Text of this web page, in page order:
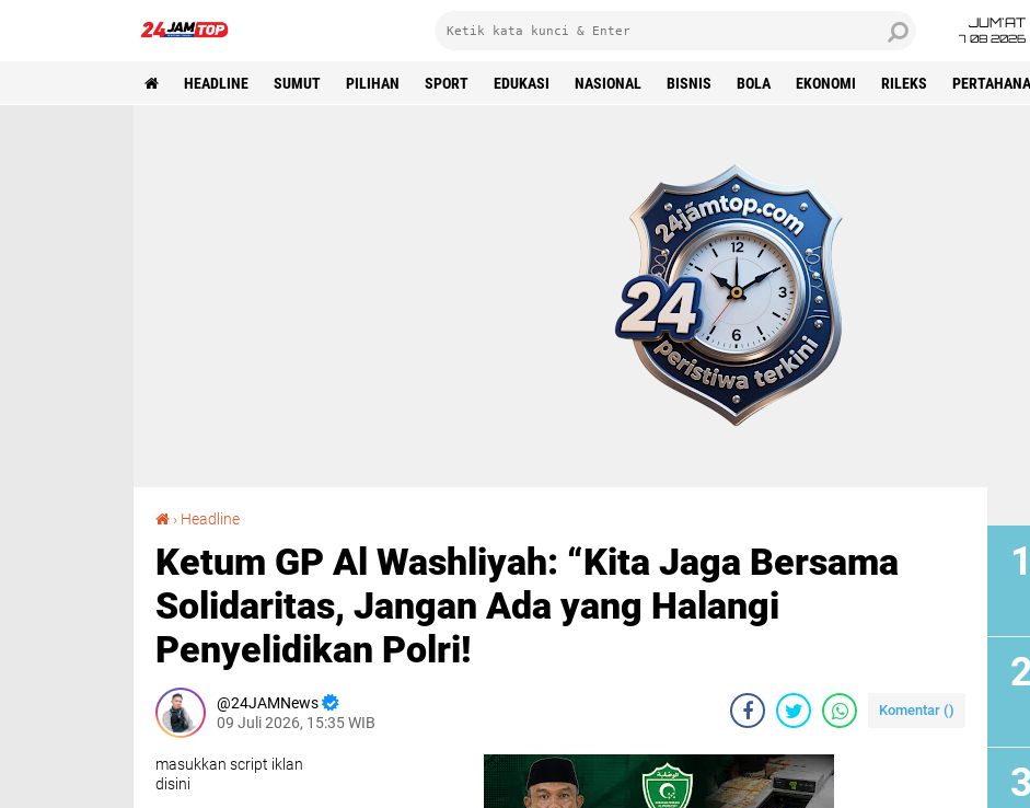
JUM'AT
7 08 2026
HEADLINE SUMUT PILIHAN SPORT EDUKASI NASIONAL BISNIS BOLA EKONOMI RILEKS
› Headline
Ketum GP Al Washliyah: “Kita Jaga Bersama
Solidaritas, Jangan Ada yang Halangi
Penyelidikan Polri!
24JAMNews
09 Juli 2026, 15:35 WIB
Komentar ()
masukkan script iklan
disini